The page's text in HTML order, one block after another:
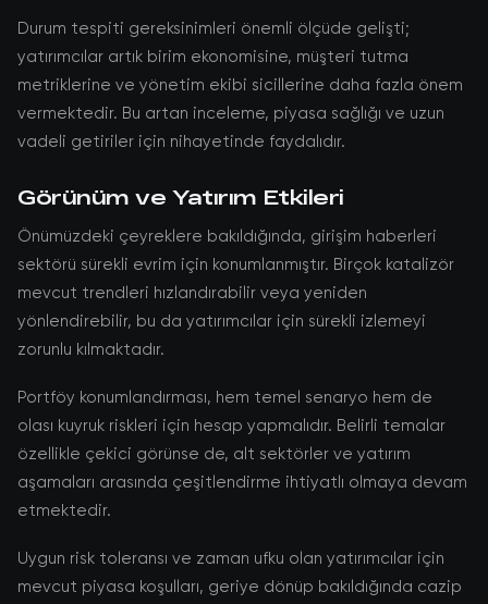
Durum tespiti gereksinimleri önemli ölçüde gelişti;
yatırımcılar artık birim ekonomisine, müşteri tutma
metriklerine ve yönetim ekibi sicillerine daha fazla önem
vermektedir. Bu artan inceleme, piyasa sağlığı ve uzun
vadeli getiriler için nihayetinde faydalıdır.
Görünüm ve Yatırım Etkileri
Önümüzdeki çeyreklere bakıldığında, girişim haberleri
sektörü sürekli evrim için konumlanmıştır. Birçok katalizör
mevcut trendleri hızlandırabilir veya yeniden
yönlendirebilir, bu da yatırımcılar için sürekli izlemeyi
zorunlu kılmaktadır.
Portföy konumlandırması, hem temel senaryo hem de
olası kuyruk riskleri için hesap yapmalıdır. Belirli temalar
özellikle çekici görünse de, alt sektörler ve yatırım
aşamaları arasında çeşitlendirme ihtiyatlı olmaya devam
etmektedir.
Uygun risk toleransı ve zaman ufku olan yatırımcılar için
mevcut piyasa koşulları, geriye dönüp bakıldığında cazip